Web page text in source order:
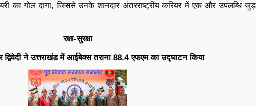
का गोल दागा, जिससे उनके शानदार अंतरराष्ट्रीय करियर में एक और उपलब्धि जुड़
रक्षा-सुरक्षा
ने उत्तराखंड में आईबेक्स तराना 88.4 एफएम का उद्घाटन किया